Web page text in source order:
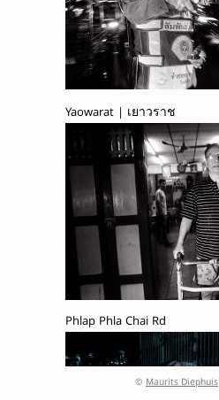
Yaowarat | เยาวราช
Phlap Phla Chai Rd
© Maurits Diephuis